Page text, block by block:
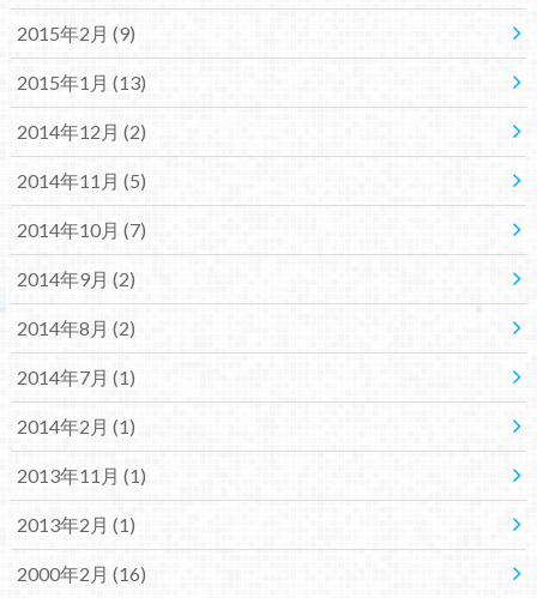
2015年2月 (9)
2015年1月 (13)
2014年12月 (2)
2014年11月 (5)
2014年10月 (7)
2014年9月 (2)
2014年8月 (2)
2014年7月 (1)
2014年2月 (1)
2013年11月 (1)
2013年2月 (1)
2000年2月 (16)